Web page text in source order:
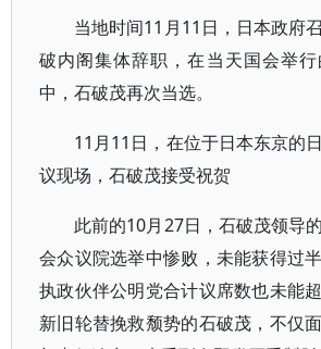
当地时间11月11日，日本政府
破内阁集体辞职，在当天国会举
中，石破茂再次当选。
11月11日，在位于日本东京的
议现场，石破茂接受祝贺
此前的10月27日，石破茂领导
会众议院选举中惨败，未能获得过
执政伙伴公明党合计议席数也未能
新旧轮替挽救颓势的石破茂，不仅